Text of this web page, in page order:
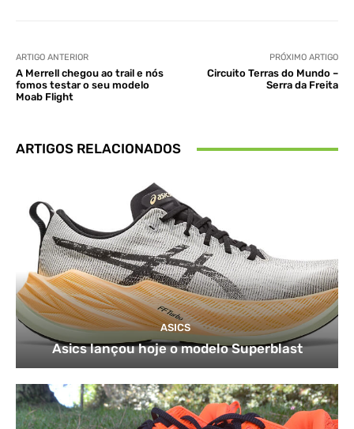
ARTIGO ANTERIOR
A Merrell chegou ao trail e nós
fomos testar o seu modelo
Moab Flight
PRÓXIMO ARTIGO
Circuito Terras do Mundo –
Serra da Freita
ARTIGOS RELACIONADOS
ASICS
Asics lançou hoje o modelo Superblast